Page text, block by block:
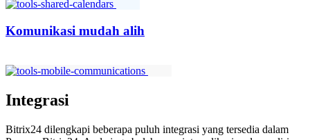
Komunikasi mudah alih
Integrasi
Bitrix24 dilengkapi beberapa puluh integrasi yang tersedia dalam